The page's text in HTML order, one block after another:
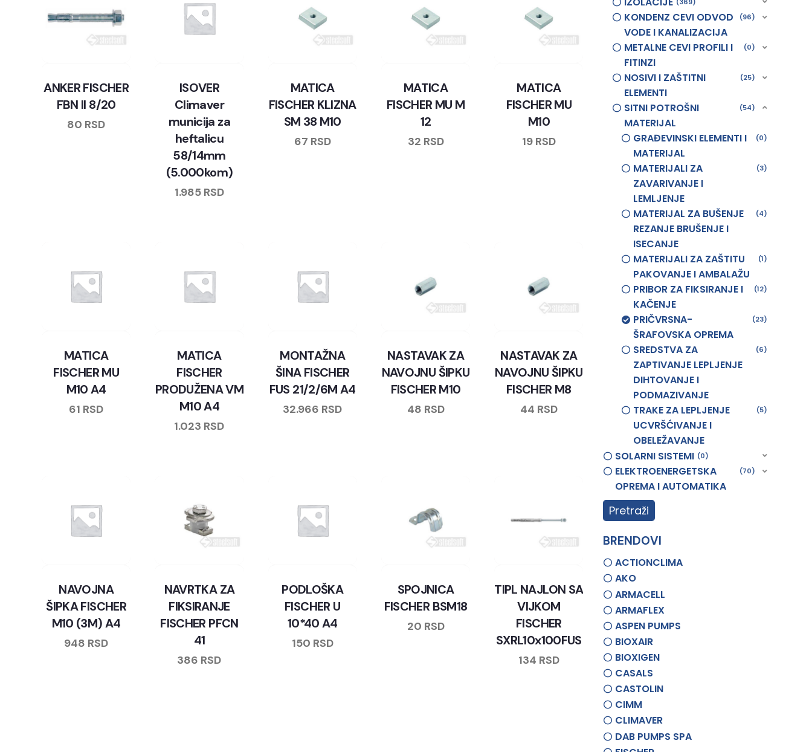
ANKER FISCHER
FBN II 8/20
80 RSD
ISOVER
Climaver
municija za
heftalicu
58/14mm
(5.000kom)
1.985 RSD
MATICA
FISCHER KLIZNA
SM 38 M10
67 RSD
MATICA
FISCHER MU M
12
32 RSD
MATICA
FISCHER MU
M10
19 RSD
MATICA
FISCHER MU
M10 A4
61 RSD
MATICA
FISCHER
PRODUŽENA VM
M10 A4
1.023 RSD
MONTAŽNA
ŠINA FISCHER
FUS 21/2/6M A4
32.966 RSD
NASTAVAK ZA
NAVOJNU ŠIPKU
FISCHER M10
48 RSD
NASTAVAK ZA
NAVOJNU ŠIPKU
FISCHER M8
44 RSD
NAVOJNA
ŠIPKA FISCHER
M10 (3M) A4
948 RSD
NAVRTKA ZA
FIKSIRANJE
FISCHER PFCN
41
386 RSD
PODLOŠKA
FISCHER U
10*40 A4
150 RSD
SPOJNICA
FISCHER BSM18
20 RSD
TIPL NAJLON SA
VIJKOM
FISCHER
SXRL10x100FUS
134 RSD
KONDENZ CEVI ODVOD
VODE I KANALIZACIJA
96
METALNE CEVI PROFILI I
FITINZI
0
NOSIVI I ZAŠTITNI
ELEMENTI
25
SITNI POTROŠNI
MATERIJAL
54
GRAĐEVINSKI ELEMENTI I
MATERIJAL
0
MATERIJALI ZA
ZAVARIVANJE I
LEMLJENJE
3
MATERIJAL ZA BUŠENJE
REZANJE BRUŠENJE I
ISECANJE
4
MATERIJALI ZA ZAŠTITU
PAKOVANJE I AMBALAŽU
1
PRIBOR ZA FIKSIRANJE I
KAČENJE
12
PRIČVRSNA-
ŠRAFOVSKA OPREMA
23
SREDSTVA ZA
ZAPTIVANJE LEPLJENJE
DIHTOVANJE I
PODMAZIVANJE
6
TRAKE ZA LEPLJENJE
UCVRŠĆIVANJE I
OBELEŽAVANJE
5
SOLARNI SISTEMI 0
ELEKTROENERGETSKA
OPREMA I AUTOMATIKA
70
Pretraži
BRENDOVI
ACTIONCLIMA
AKO
ARMACELL
ARMAFLEX
ASPEN PUMPS
BIOXAIR
BIOXIGEN
CASALS
CASTOLIN
CIMM
CLIMAVER
DAB PUMPS SPA